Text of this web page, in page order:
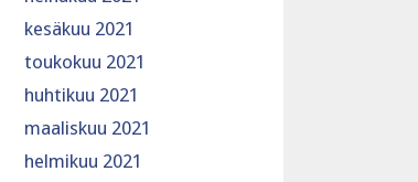
kesäkuu 2021
toukokuu 2021
huhtikuu 2021
maaliskuu 2021
helmikuu 2021